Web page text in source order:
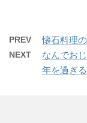
PREV 懐石料理
NEXT
なんでお
年を過ぎ